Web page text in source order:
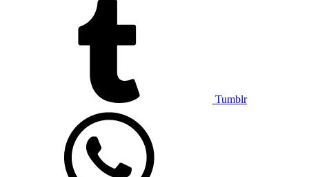
Tumblr